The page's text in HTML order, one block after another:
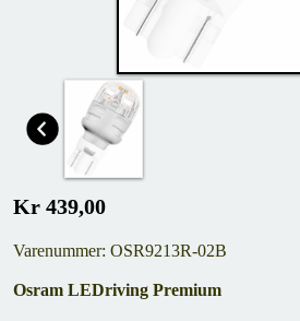
Kr 439,00
Varenummer: OSR9213R-02B
Osram LEDriving Premium